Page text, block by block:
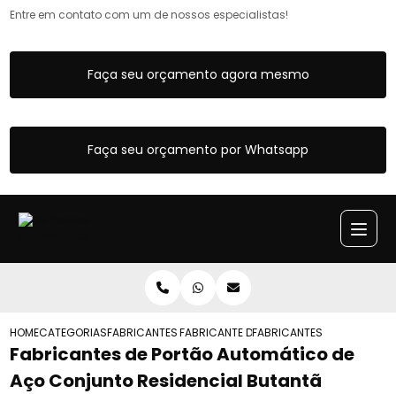
Entre em contato com um de nossos especialistas!
Faça seu orçamento agora mesmo
Faça seu orçamento por Whatsapp
HOMECATEGORIASFABRICANTES DE PORTOES AUTOMATICOS
FABRICANTE DE PORTAO AUTOMATICO
FABRICANTES DE PORTAO
Fabricantes de Portão Automático de
Aço Conjunto Residencial Butantã